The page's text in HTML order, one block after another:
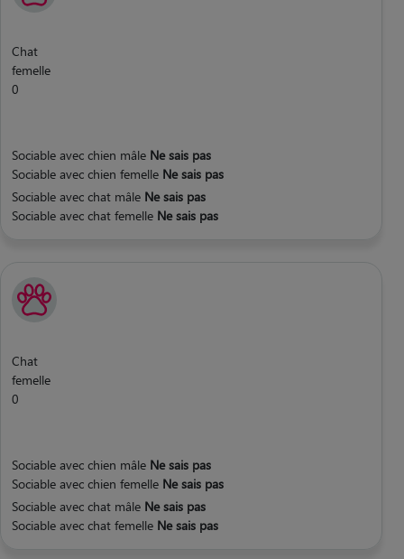
Chat
femelle
0
Sociable avec chien mâle Ne sais pas
Sociable avec chien femelle Ne sais pas
Sociable avec chat mâle Ne sais pas
Sociable avec chat femelle Ne sais pas
Chat
femelle
0
Sociable avec chien mâle Ne sais pas
Sociable avec chien femelle Ne sais pas
Sociable avec chat mâle Ne sais pas
Sociable avec chat femelle Ne sais pas